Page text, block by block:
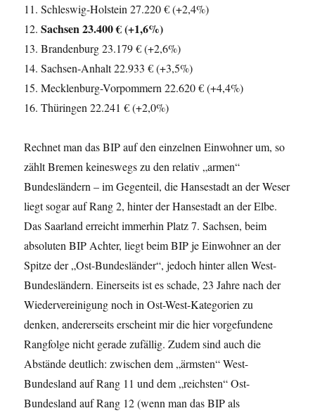
Schleswig-Holstein 27.220 € (+2,4%)
Sachsen 23.400 € (+1,6%)
Brandenburg 23.179 € (+2,6%)
Sachsen-Anhalt 22.933 € (+3,5%)
Mecklenburg-Vorpommern 22.620 € (+4,4%)
Thüringen 22.241 € (+2,0%)
Rechnet man das BIP auf den einzelnen Einwohner um, so
zählt Bremen keineswegs zu den relativ „armen“
Bundesländern – im Gegenteil, die Hansestadt an der Weser
liegt sogar auf Rang 2, hinter der Hansestadt an der Elbe.
Das Saarland erreicht immerhin Platz 7. Sachsen, beim
absoluten BIP Achter, liegt beim BIP je Einwohner an der
Spitze der „Ost-Bundesländer“, jedoch hinter allen West-
Bundesländern. Einerseits ist es schade, 23 Jahre nach der
Wiedervereinigung noch in Ost-West-Kategorien zu
denken, andererseits erscheint mir die hier vorgefundene
Rangfolge nicht gerade zufällig. Zudem sind auch die
Abstände deutlich: zwischen dem „ärmsten“ West-
Bundesland auf Rang 11 und dem „reichsten“ Ost-
Bundesland auf Rang 12 (wenn man das BIP als